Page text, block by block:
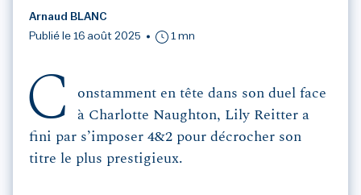
Arnaud BLANC
Publié le 16 août 2025
1 mn
C
onstamment en tête dans son duel face
à Charlotte Naughton, Lily Reitter a
fini par s’imposer 4&2 pour décrocher son
titre le plus prestigieux.